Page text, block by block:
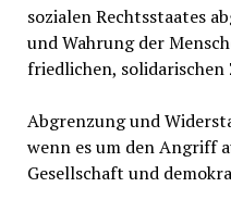
sozialen Rechtsstaates
und Wahrung der
friedlichen,
Abgrenzung und
wenn es um den Angriff
Gesellschaft und